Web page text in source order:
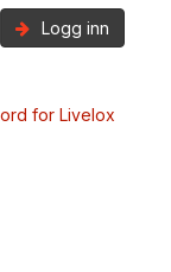
Logg inn
for Livelox